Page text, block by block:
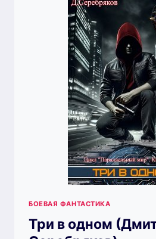
ВТОРАЯ.
(ДМИТРИЙ
СЕРЕБРЯКОВ)
БОЕВАЯ ФАНТАСТИКА
Три в одном